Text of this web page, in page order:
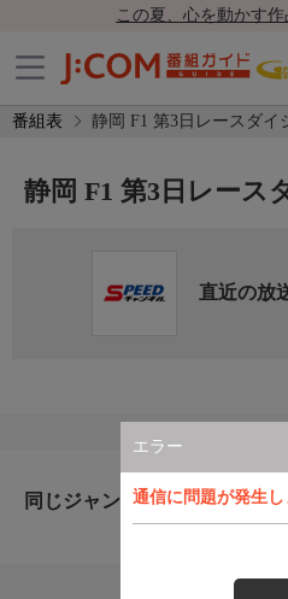
この夏、心を動かす
番組表 静岡 F1 第3日レースダイ
エラー
通信に問題が発生
静岡 F1 第3日レース
直近の放
同じジャンルのおすすめ番組